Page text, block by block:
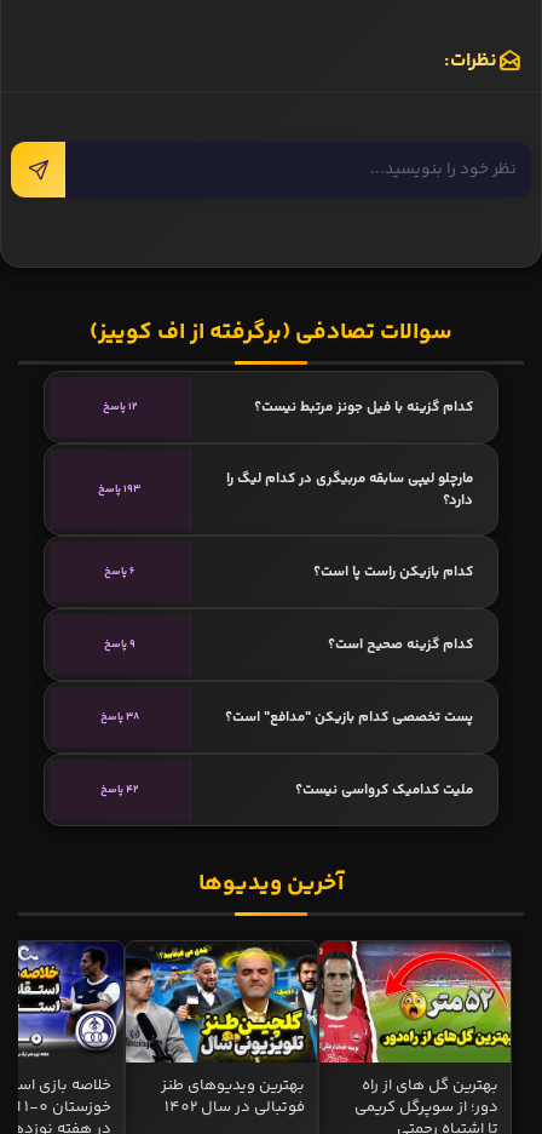
نظرات:
سوالات تصادفی (برگرفته از اف کوییز)
کدام گزینه با فیل جونز مرتبط نیست؟ 12 پاسخ
مارچلو لیپی سابقه مربیگری در کدام لیگ را
دارد؟
193 پاسخ
کدام بازیکن راست پا است؟ 6 پاسخ
کدام گزینه صحیح است؟ 9 پاسخ
پست تخصصی کدام بازیکن "مدافع" است؟ 38 پاسخ
ملیت کدامیک کرواسی نیست؟ 42 پاسخ
آخرین ویدیوها
بهترین گل های از راه
دور؛ از سوپرگل کریمی
تا اشتباه رحمتی
بهترین ویدیوهای طنز
فوتبالی در سال 1402
خلاصه بازی
در هفته نوزدهم